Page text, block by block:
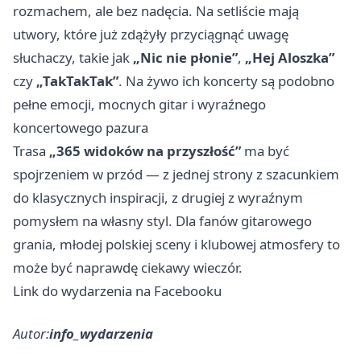
rozmachem, ale bez nadęcia. Na setliście mają
utwory, które już zdążyły przyciągnąć uwagę
słuchaczy, takie jak „Nic nie płonie”, „Hej Aloszka”
czy „TakTakTak”. Na żywo ich koncerty są podobno
pełne emocji, mocnych gitar i wyraźnego
koncertowego pazura
Trasa „365 widoków na przyszłość”ma być
spojrzeniem w przód — z jednej strony z szacunkiem
do klasycznych inspiracji, z drugiej z wyraźnym
pomysłem na własny styl. Dla fanów gitarowego
grania, młodej polskiej sceny i klubowej atmosfery to
może być naprawdę ciekawy wieczór.
Link do wydarzenia na Facebooku
Autor:info_wydarzenia